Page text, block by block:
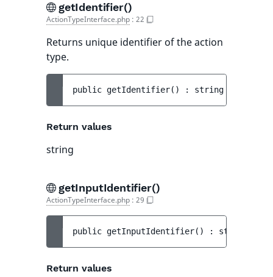
getIdentifier()
ActionTypeInterface.php : 22
Returns unique identifier of the action
type.
public getIdentifier( ) : string
Return values
string
getInputIdentifier()
ActionTypeInterface.php : 29
public getInputIdentifier( ) : string
Return values